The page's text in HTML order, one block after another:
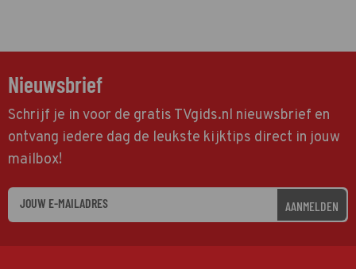
Nieuwsbrief
Schrijf je in voor de gratis TVgids.nl nieuwsbrief en
ontvang iedere dag de leukste kijktips direct in jouw
mailbox!
AANMELDEN